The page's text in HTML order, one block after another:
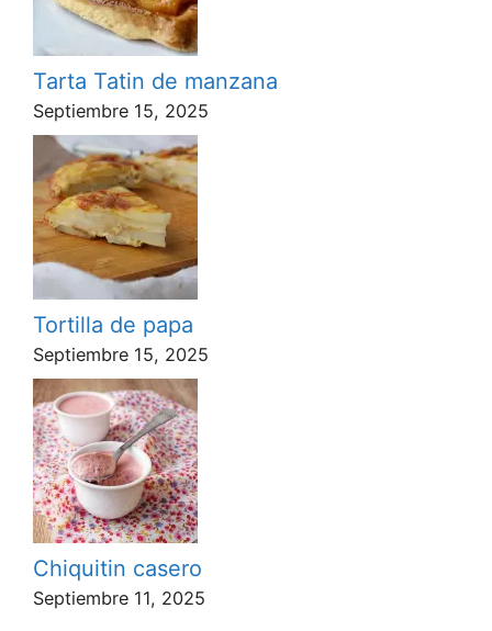
Tarta Tatin de manzana
Septiembre 15, 2025
Tortilla de papa
Septiembre 15, 2025
Chiquitin casero
Septiembre 11, 2025